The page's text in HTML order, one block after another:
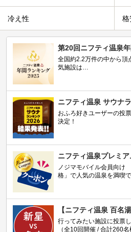
冷え性 格
第20回ニフティ温泉
全国約2.2万件の中から頂
気施設は…
ニフティ温泉 サウナ
おふろ好きユーザーの投
決定！
ニフティ温泉プレミ
ノジマモバイル会員向け
格」で人気の温泉を満喫で
【ニフティ温泉 百名
行ってみたい施設に投票
（全10回開催 / 合計260名